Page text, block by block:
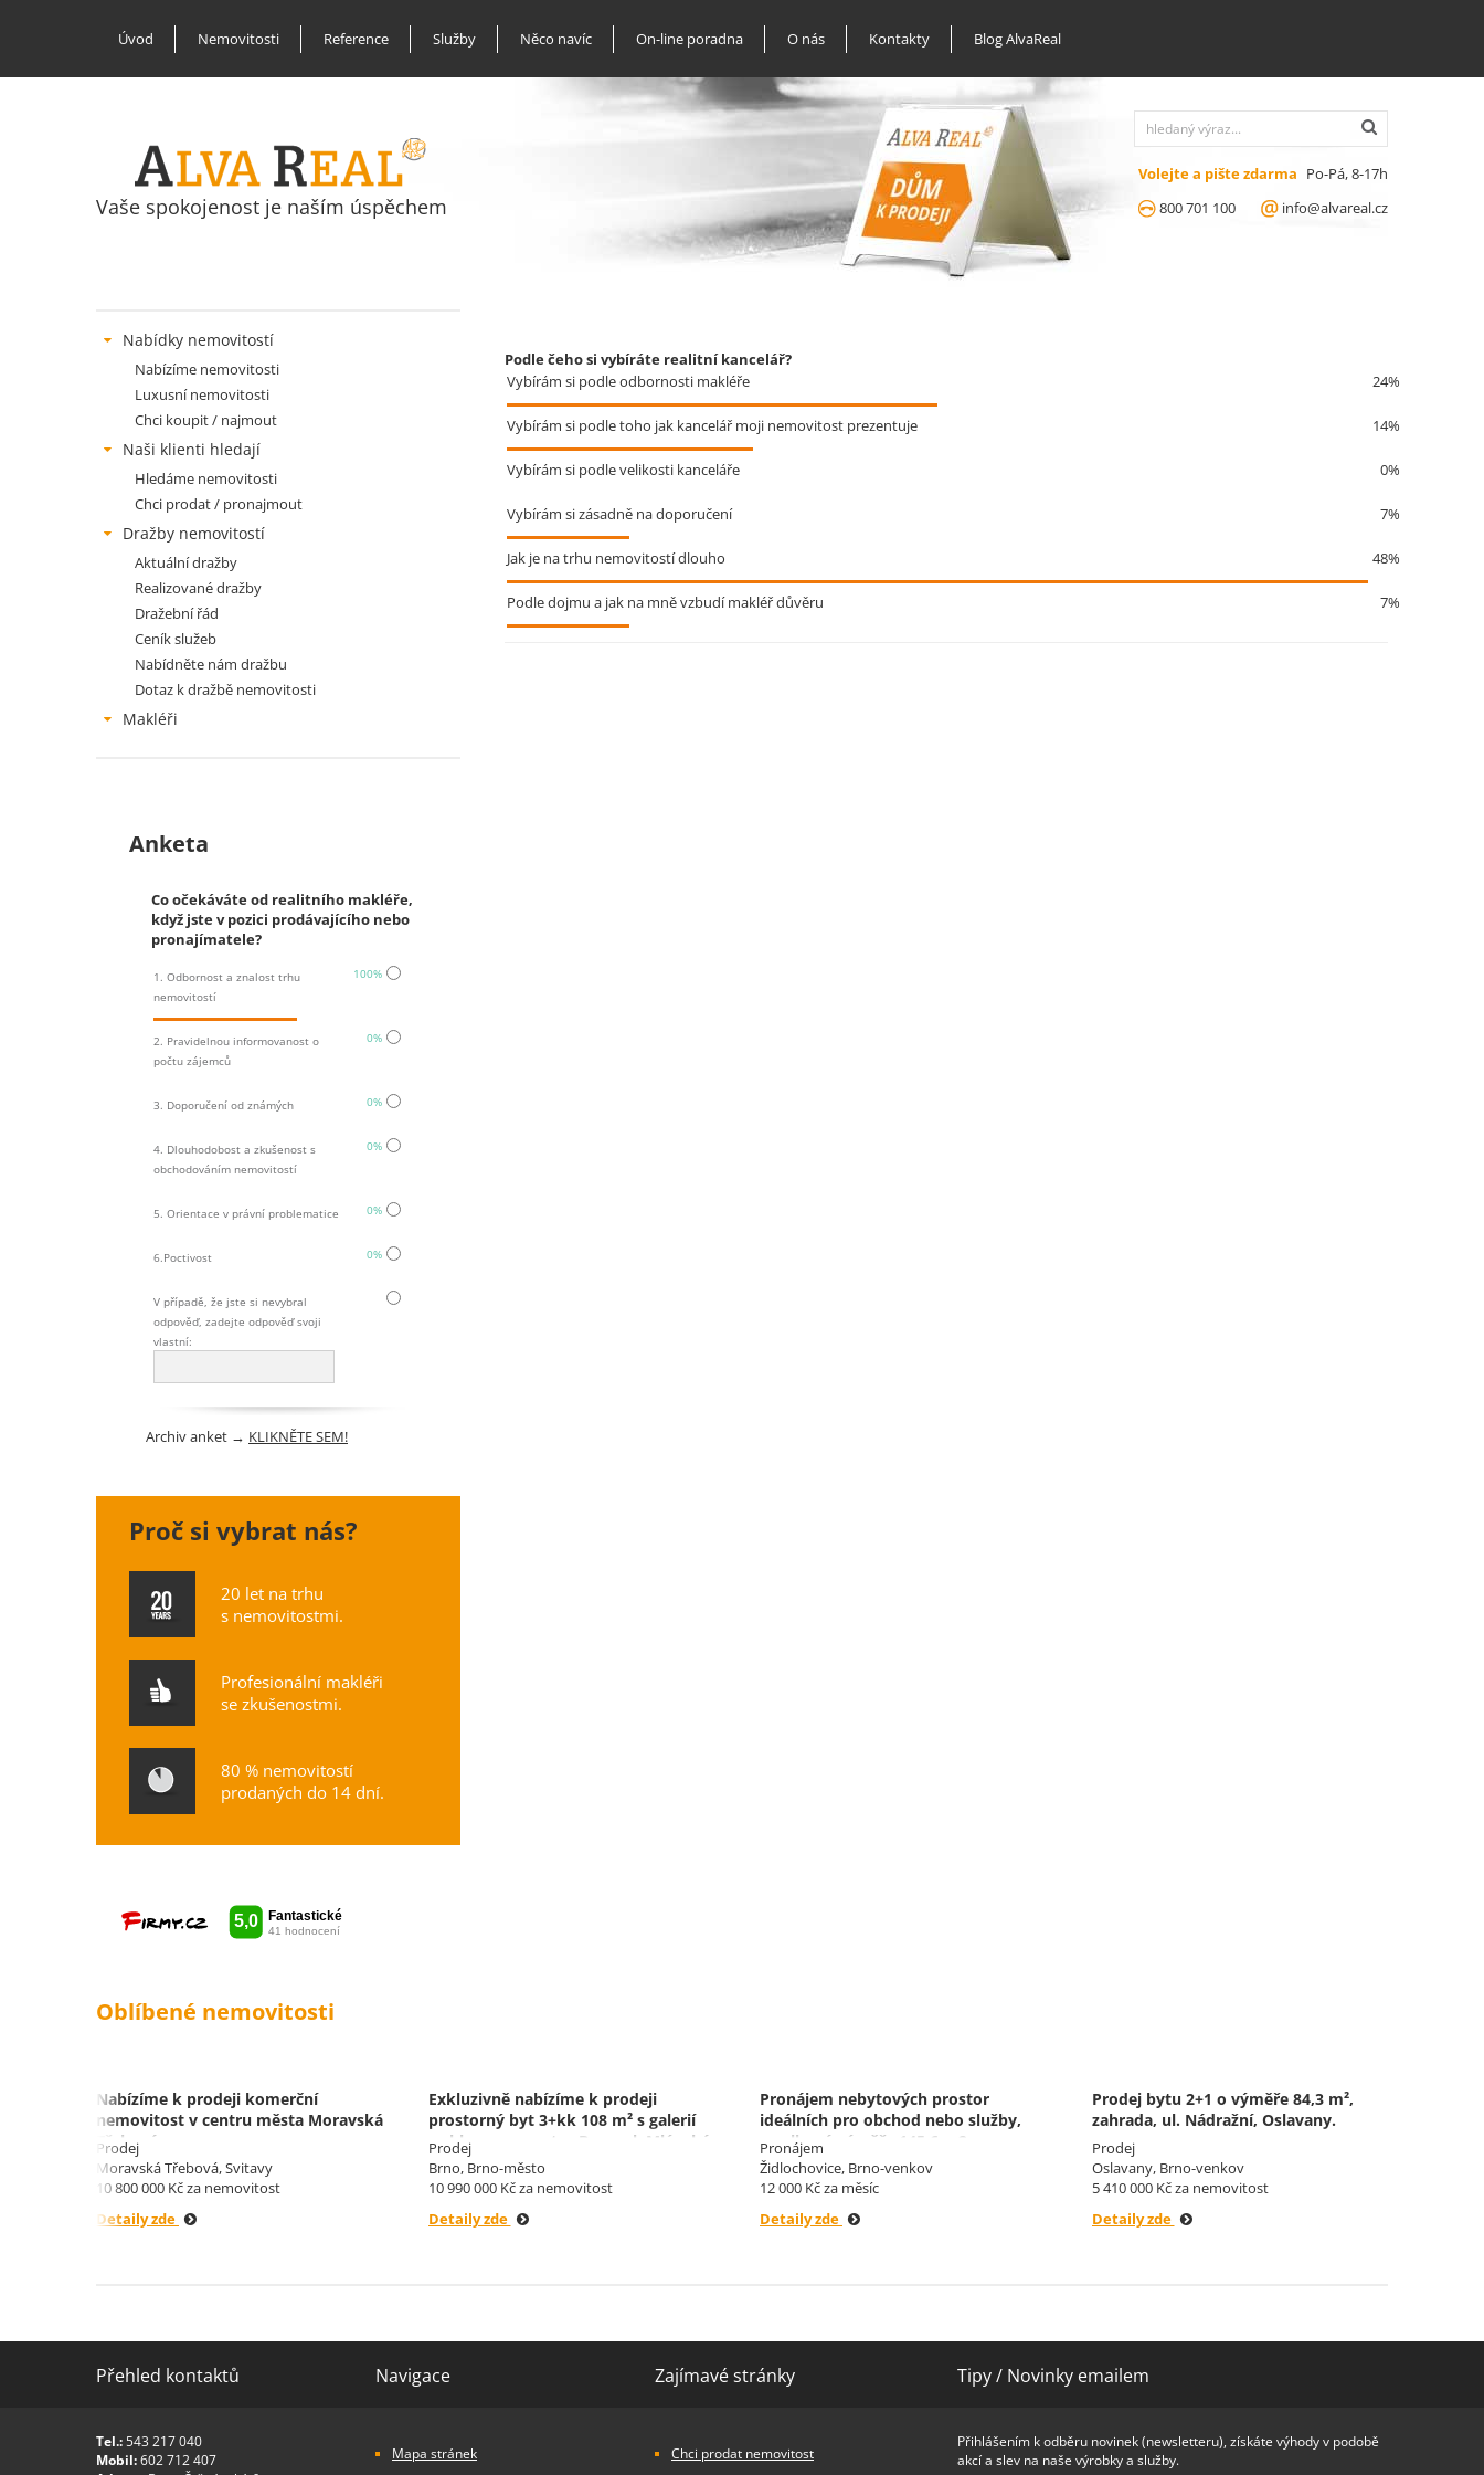
Úvod Nemovitosti Reference Služby Něco navíc On-line poradna O nás Kontakty Blog AlvaReal
Vaše spokojenost je naším úspěchem
Volejte a pište zdarma Po-Pá, 8-17h
800 701 100
info@alvareal.cz
Nabídky nemovitostí
Nabízíme nemovitosti
Luxusní nemovitosti
Chci koupit / najmout
Naši klienti hledají
Hledáme nemovitosti
Chci prodat / pronajmout
Dražby nemovitostí
Aktuální dražby
Realizované dražby
Dražební řád
Ceník služeb
Nabídněte nám dražbu
Dotaz k dražbě nemovitosti
Makléři
Anketa
Co očekáváte od realitního makléře,
když jste v pozici prodávajícího nebo
pronajímatele?
1. Odbornost a znalost trhu
nemovitostí
100%
2. Pravidelnou informovanost o
počtu zájemců
0%
3. Doporučení od známých 0%
4. Dlouhodobost a zkušenost s
obchodováním nemovitostí
0%
5. Orientace v právní problematice 0%
6.Poctivost 0%
V případě, že jste si nevybral
odpověď, zadejte odpověď svoji
vlastní:
Archiv anket → KLIKNĚTE SEM!
Proč si vybrat nás?
20 let na trhu
s nemovitostmi.
Profesionální makléři
se zkušenostmi.
80 % nemovitostí
prodaných do 14 dní.
Podle čeho si vybíráte realitní kancelář?
Vybírám si podle odbornosti makléře
24%
Vybírám si podle toho jak kancelář moji nemovitost prezentuje 14%
Vybírám si podle velikosti kanceláře 0%
Vybírám si zásadně na doporučení 7%
Jak je na trhu nemovitostí dlouho 48%
Podle dojmu a jak na mně vzbudí makléř důvěru 7%
Oblíbené nemovitosti
Nabízíme k prodeji komerční
nemovitost v centru města Moravská
Třebová.
Prodej
Moravská Třebová, Svitavy
10 800 000 Kč za nemovitost
Detaily zde
Exkluzivně nabízíme k prodeji
prostorný byt 3+kk 108 m² s galerií
a sklepem v centru Brna, ul. Mlýnská
Prodej
Brno, Brno-město
10 990 000 Kč za nemovitost
Detaily zde
Pronájem nebytových prostor
ideálních pro obchod nebo služby,
o celkové výměře 145,6 m2.
Pronájem
Židlochovice, Brno-venkov
12 000 Kč za měsíc
Detaily zde
Prodej bytu 2+1 o výměře 84,3 m²,
zahrada, ul. Nádražní, Oslavany.
Prodej
Oslavany, Brno-venkov
5 410 000 Kč za nemovitost
Detaily zde
Přehled kontaktů
Tel.:543 217 040
Mobil:602 712 407
Navigace
Mapa stránek
Zajímavé stránky
Chci prodat nemovitost
Tipy / Novinky emailem
Přihlášením k odběru novinek (newsletteru), získáte výhody v podobě
akcí a slev na naše výrobky a služby.